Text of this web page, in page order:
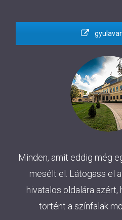
Minden, amit eddig még
mesélt el. Látogass el
hivatalos oldalára azért,
történt a színfalak